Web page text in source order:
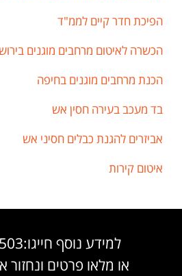
הפיכת חדר קיים לממ"ד
הכשרה לאיטום מרחבים מוגנים
הכנת מרחבים מוגנים בחיפה
בד מעכב בעירה חסין אש
אביזרים להגנת כבלים חסיני אש
איטום קירות
למידע נוסף חייגו:072-3718503
או מלאו פרטים